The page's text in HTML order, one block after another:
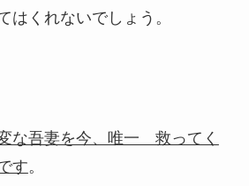
はくれないでしょう。
な吾妻を今、唯一 救ってく
す。